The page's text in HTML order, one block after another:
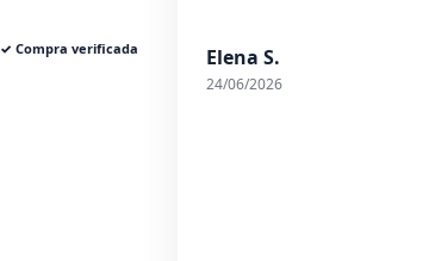
✓ Compra verificada Elena S.
24/06/2026